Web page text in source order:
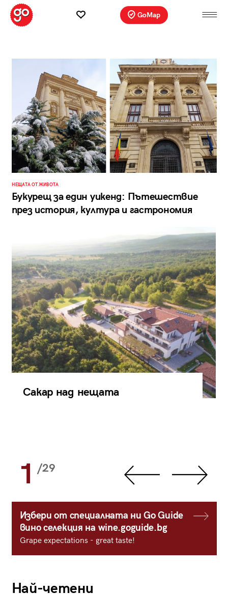
GoMap
НЕЩАТА ОТ ЖИВОТА
Букурещ за един уикенд: Пътешествие
през история, култура и гастрономия
Сакар над нещата
1 /29
Избери от специалната ни Go Guide
вино селекция на wine.goguide.bg
Grape expectations - great taste!
Най-четени